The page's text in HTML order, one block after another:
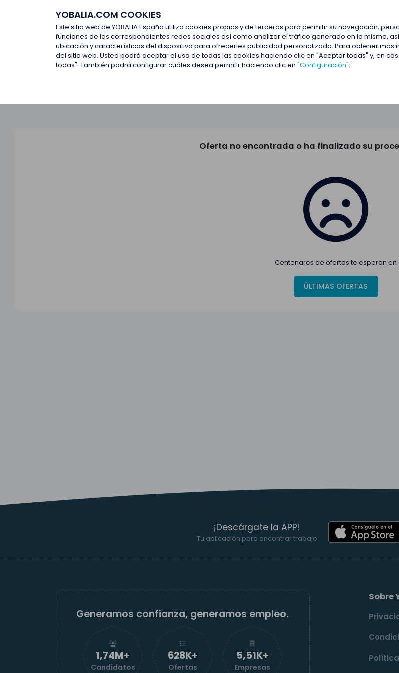
YOBALIA.COM COOKIES
Este sitio web de YOBALIA España utiliza cookies propias y de terceros para permitir su navegación,
funciones de las correspondientes redes sociales así como analizar el tráfico generado en la misma,
ubicación y características del dispositivo para ofrecerles publicidad personalizada. Para obtener más
del sitio web. Usted podrá aceptar el uso de todas las cookies haciendo clic en "Aceptar todas" y, en
todas". También podrá configurar cuáles desea permitir haciendo clic en "Configuración".
Últimas ofertas
Últimas ofertas
Oferta no encontrada o ha finalizado su
Centenares de ofertas te esperan en
ÚLTIMAS OFERTAS
¡Descárgate la APP!
Tu aplicación para encontrar trabajo
Generamos confianza, generamos empleo.
1,74M+
Candidatos
629K+
Ofertas
5,52K+
Empresas
Sobre